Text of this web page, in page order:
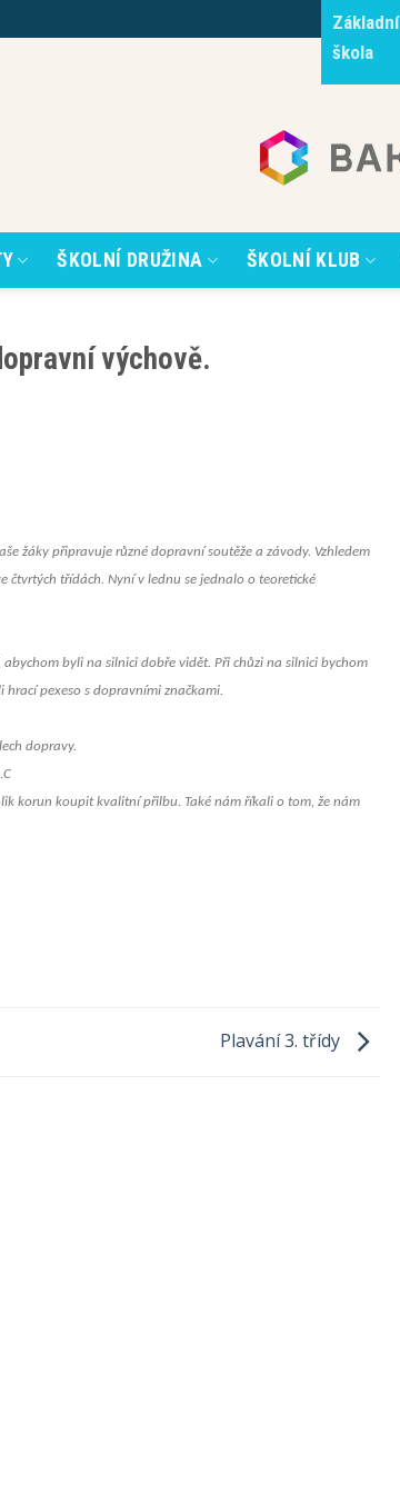
Základní
škola
ŠKOLNÍ DRUŽINA ŠKOLNÍ KLUB
výchově.
žáky připravuje různé dopravní soutěže a závody. Vzhledem
třídách. Nyní v lednu se jednalo o teoretické
byli na silnici dobře vidět. Při chůzi na silnici bychom
hrací pexeso s dopravními značkami.
dopravy.
korun koupit kvalitní přilbu. Také nám říkali o tom, že nám
Plavání 3. třídy